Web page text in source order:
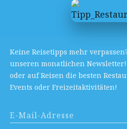
Keine Reisetipps mehr
unseren monatlichen Newsletter!
oder auf Reisen die besten
Events oder Freizeitaktivitäten!